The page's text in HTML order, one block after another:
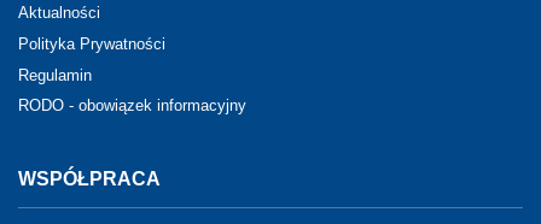
Aktualności
Polityka Prywatności
Regulamin
RODO - obowiązek informacyjny
WSPÓŁPRACA